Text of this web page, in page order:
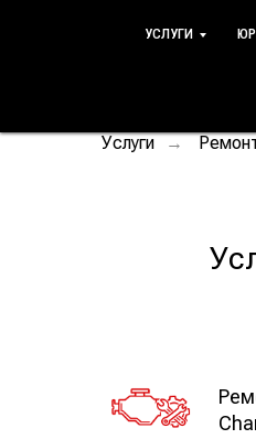
УСЛУГИ
Услуги →